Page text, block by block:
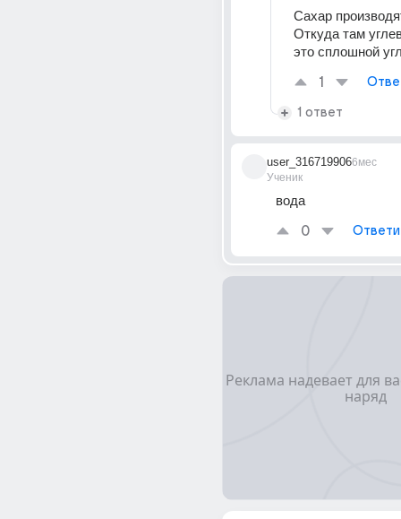
Сахар
Откуда там
это сплошной
1
1 ответ
user_316719906
Ученик
6мес
вода
0